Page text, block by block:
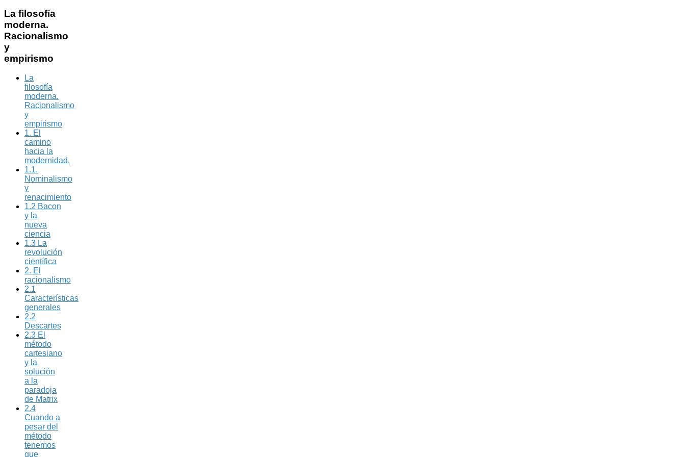
La filosofía
moderna.
Racionalismo
y
empirismo
La
filosofía
moderna.
Racionalismo
y
empirismo
1. El
camino
hacia la
modernidad.
1.1.
Nominalismo
y
renacimiento
1.2 Bacon
y la
nueva
ciencia
1.3 La
revolución
científica
2. El
racionalismo
2.1
Características
generales
2.2
Descartes
2.3 El
método
cartesiano
y la
solución
a la
paradoja
de Matrix
2.4
Cuando a
pesar del
método
tenemos
que